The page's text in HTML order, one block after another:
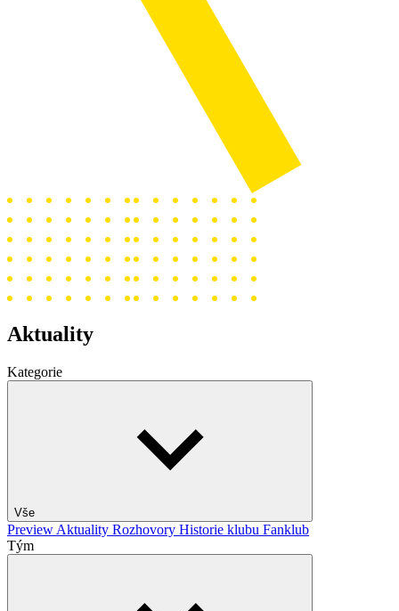
Aktuality
Kategorie
Vše
Preview Aktuality Rozhovory Historie klubu Fanklub
Tým